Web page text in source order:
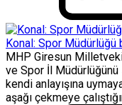
Konal: Spor Müdürlüğü
MHP Giresun
ve Spor İl
kendi anlayışına
aşağı çekmeye